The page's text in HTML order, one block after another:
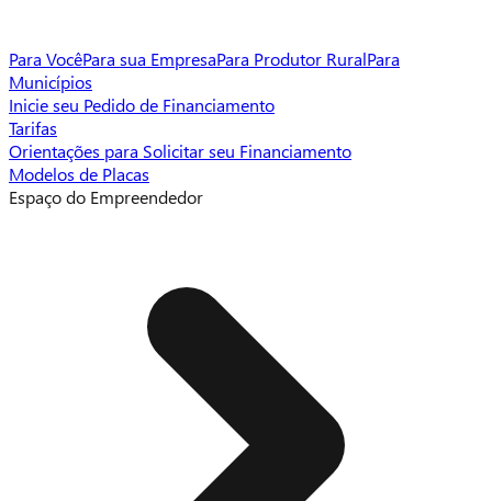
Para VocêPara sua EmpresaPara Produtor RuralPara
Municípios
Inicie seu Pedido de Financiamento
Tarifas
Orientações para Solicitar seu Financiamento
Modelos de Placas
Espaço do Empreendedor